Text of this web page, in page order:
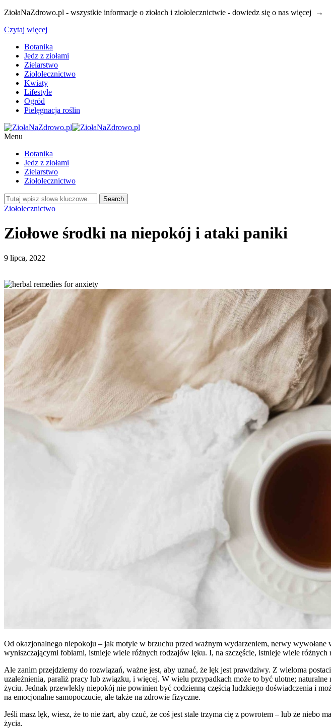
ZiołaNaZdrowo.pl - wszystkie informacje o ziołach i ziołolecznictwie - dowiedz się o nas więcej →
Czytaj więcej
Botanika
Jedz z ziołami
Zielarstwo
Ziołolecznictwo
Kwiaty
Lifestyle
Ogród
Pielęgnacja roślin
Menu
Botanika
Jedz z ziołami
Zielarstwo
Ziołolecznictwo
Ziołolecznictwo
Ziołowe środki na niepokój i ataki paniki
9 lipca, 2022
Od okazjonalnego niepokoju – jak motyle w brzuchu przed ważnym wydarzeniem, nerwy
wyniszczającymi fobiami, istnieje wiele różnych rodzajów lęku. I, na szczęście, istnieje wiele
Ale zanim przejdziemy do rozwiązań, ważne jest, aby uznać, że lęk jest prawdziwy. Z wieloma
uzależnienia, paraliż pracy lub związku, i więcej. W wielu przypadkach może to być ulotne;
życiu. Jednak przewlekły niepokój nie powinien być codzienną częścią ludzkiego doświadczenia i
na emocjonalne samopoczucie, ale także na zdrowie fizyczne.
Jeśli masz lęk, wiesz, że to nie żart, aby czuć, że coś jest stale trzyma cię z powrotem – lub że niebo
życia.